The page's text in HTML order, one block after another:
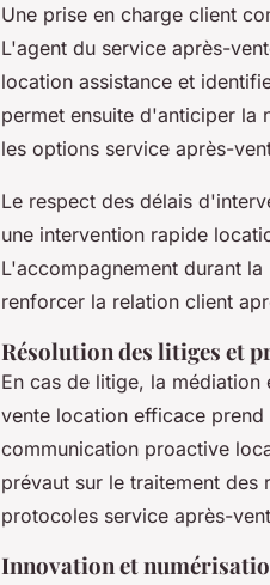
Une prise en charge client
L'agent du service après-
location assistance et
permet ensuite d'anticiper la
les options service après-
Le respect des délais
une intervention rapide
L'accompagnement durant
renforcer la relation client
Résolution des litiges et
En cas de litige, la
vente location efficace
communication proactive
prévaut sur le traitement des
protocoles service après-
Innovation et